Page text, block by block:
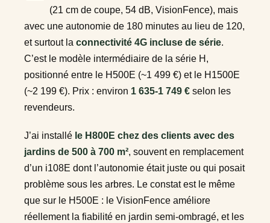
(21 cm de coupe, 54 dB, VisionFence), mais
avec une autonomie de 180 minutes au lieu de 120,
et surtout la connectivité 4G incluse de série.
C’est le modèle intermédiaire de la série H,
positionné entre le H500E (~1 499 €) et le H1500E
(~2 199 €). Prix : environ 1 635-1 749 € selon les
revendeurs.
J’ai installé le H800E chez des clients avec des
jardins de 500 à 700 m², souvent en remplacement
d’un i108E dont l’autonomie était juste ou qui posait
problème sous les arbres. Le constat est le même
que sur le H500E : le VisionFence améliore
réellement la fiabilité en jardin semi-ombragé, et les